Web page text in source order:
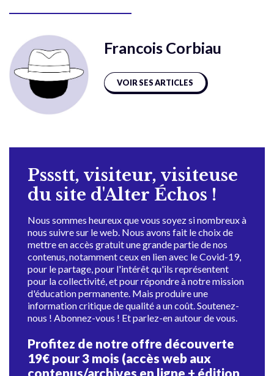
Francois Corbiau
VOIR SES ARTICLES
Pssstt, visiteur, visiteuse
du site d'Alter Échos !
Nous sommes heureux que vous soyez si nombreux à
nous suivre sur le web. Nous avons fait le choix de
mettre en accès gratuit une grande partie de nos
contenus, notamment ceux en lien avec le Covid-19,
pour le partage, pour l'intérêt qu'ils représentent
pour la collectivité, et pour répondre à notre mission
d'éducation permanente. Mais produire une
information critique de qualité a un coût. Soutenez-
nous ! Abonnez-vous ! Et parlez-en autour de vous.
Profitez de notre offre découverte
19€ pour 3 mois (accès web aux
contenus/archives en ligne + édition